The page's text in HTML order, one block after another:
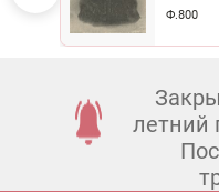
Ф.800
летний